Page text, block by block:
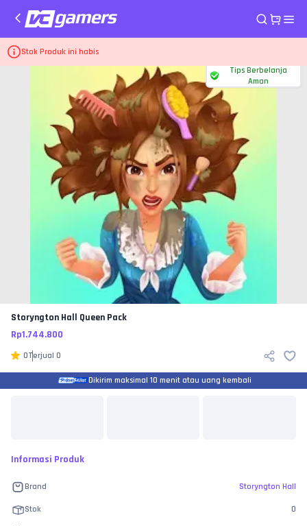
Stok Produk ini habis
Home Top Up Game Storyngton Hall
Tips Berbelanja
Aman
Storyngton Hall Queen Pack
Rp1.744.800
0Terjual 0
Dikirim maksimal 10 menit atau uang kembali
Informasi Produk
Brand Storyngton Hall
Stok 0